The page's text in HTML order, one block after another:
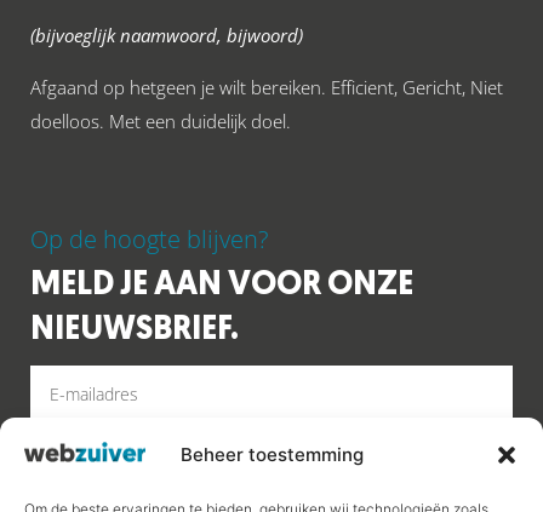
Beheer toestemming
(bijvoeglijk naamwoord, bijwoord)
Afgaand op hetgeen je wilt bereiken. Efficient, Gericht, Niet
doelloos. Met een duidelijk doel.
Op de hoogte blijven?
MELD JE AAN VOOR ONZE
NIEUWSBRIEF.
MELD AAN